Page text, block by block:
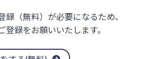
録（無料）が必要になるため、
登録をお願いいたします。